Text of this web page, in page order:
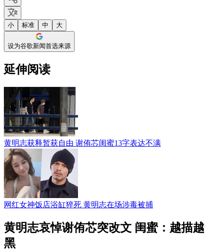
小 标准 中 大
设为谷歌新闻首选来源
延伸阅读
黄明志获释暂获自由 谢侑芯闺蜜13字表达不满
网红女神饭店浴缸猝死 黄明志在场涉毒被捕
黄明志哀悼谢侑芯突改文 闺蜜：越描越
黑